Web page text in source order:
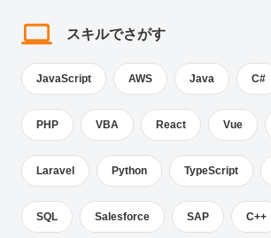
スキルでさがす
JavaScript AWS Java C#
PHP VBA React Vue
Laravel Python TypeScript
SQL Salesforce SAP C++